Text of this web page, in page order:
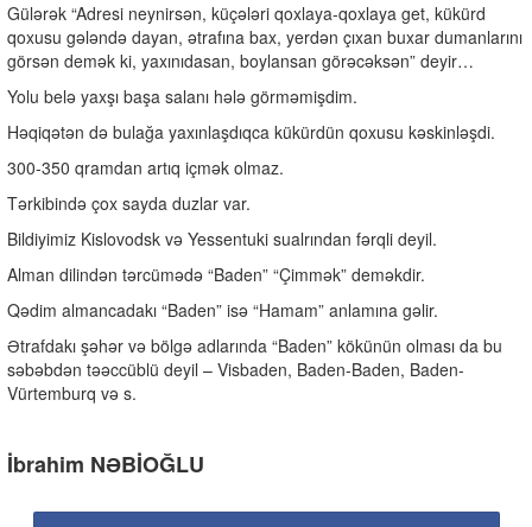
Gülərək “Adresi neynirsən, küçələri qoxlaya-qoxlaya get, kükürd
qoxusu gələndə dayan, ətrafına bax, yerdən çıxan buxar dumanlarını
görsən demək ki, yaxınıdasan, boylansan görəcəksən” deyir…
Yolu belə yaxşı başa salanı hələ görməmişdim.
Həqiqətən də bulağa yaxınlaşdıqca kükürdün qoxusu kəskinləşdi.
300-350 qramdan artıq içmək olmaz.
Tərkibində çox sayda duzlar var.
Bildiyimiz Kislovodsk və Yessentuki sualrından fərqli deyil.
Alman dilindən tərcümədə “Baden” “Çimmək” deməkdir.
Qədim almancadakı “Baden” isə “Hamam” anlamına gəlir.
Ətrafdakı şəhər və bölgə adlarında “Baden” kökünün olması da bu
səbəbdən təəccüblü deyil – Visbaden, Baden-Baden, Baden-
Vürtemburq və s.
İbrahim NƏBİOĞLU